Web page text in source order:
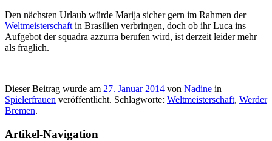
Den nächsten Urlaub würde Marija sicher gern im Rahmen der
Weltmeisterschaft in Brasilien verbringen, doch ob ihr Luca ins
Aufgebot der squadra azzurra berufen wird, ist derzeit leider mehr
als fraglich.
Dieser Beitrag wurde am 27. Januar 2014 von Nadine in
Spielerfrauen veröffentlicht. Schlagworte: Weltmeisterschaft, Werder
Bremen.
Artikel-Navigation